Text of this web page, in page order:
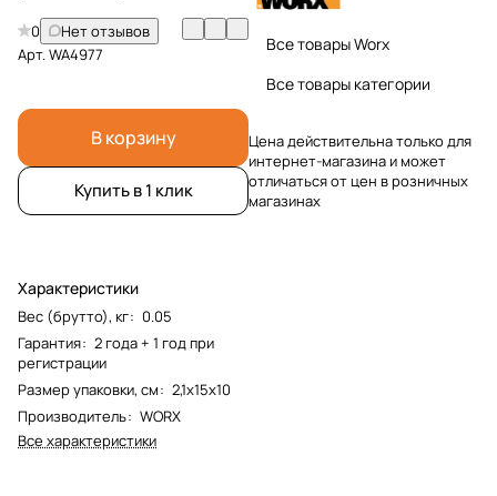
0
Нет отзывов
Арт.WA4977
В корзину
Купить в 1 клик
Характеристики
Вес (брутто), кг: 0.05
Гарантия: 2 года + 1 год при
регистрации
Размер упаковки, см: 2,1х15х10
Производитель: WORX
Все характеристики
Все товары Worx
Все товары категории
Цена действительна только для
интернет-магазина и может
отличаться от цен в розничных
магазинах